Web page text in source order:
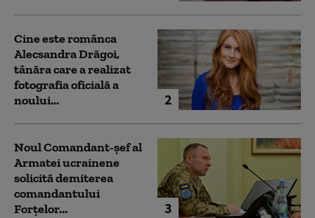
2
Cine este românca
Alecsandra Drăgoi,
tânăra care a realizat
fotografia oficială a
noului...
3
Noul Comandant-șef al
Armatei ucrainene
solicită demiterea
comandantului
Forțelor...